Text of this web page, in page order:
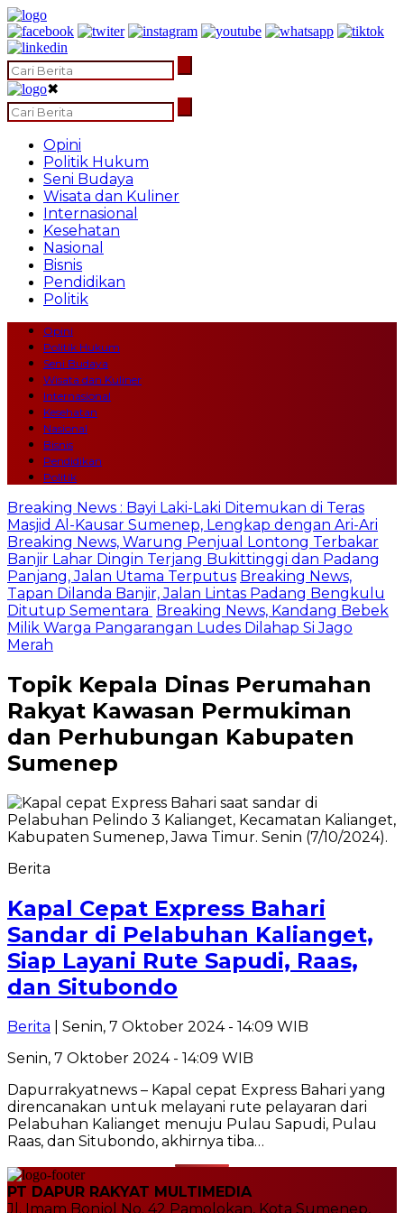
✖
Opini
Politik Hukum
Seni Budaya
Wisata dan Kuliner
Internasional
Kesehatan
Nasional
Bisnis
Pendidikan
Politik
Opini
Politik Hukum
Seni Budaya
Wisata dan Kuliner
Internasional
Kesehatan
Nasional
Bisnis
Pendidikan
Politik
Breaking News : Bayi Laki-Laki Ditemukan di Teras
Masjid Al-Kausar Sumenep, Lengkap dengan Ari-Ari
Breaking News, Warung Penjual Lontong Terbakar
Banjir Lahar Dingin Terjang Bukittinggi dan Padang
Panjang, Jalan Utama Terputus Breaking News,
Tapan Dilanda Banjir, Jalan Lintas Padang Bengkulu
Ditutup Sementara Breaking News, Kandang Bebek
Milik Warga Pangarangan Ludes Dilahap Si Jago
Merah
Topik Kepala Dinas Perumahan
Rakyat Kawasan Permukiman
dan Perhubungan Kabupaten
Sumenep
Berita
Kapal Cepat Express Bahari
Sandar di Pelabuhan Kalianget,
Siap Layani Rute Sapudi, Raas,
dan Situbondo
Berita | Senin, 7 Oktober 2024 - 14:09 WIB
Senin, 7 Oktober 2024 - 14:09 WIB
Dapurrakyatnews – Kapal cepat Express Bahari yang
direncanakan untuk melayani rute pelayaran dari
Pelabuhan Kalianget menuju Pulau Sapudi, Pulau
Raas, dan Situbondo, akhirnya tiba…
PT DAPUR RAKYAT MULTIMEDIA
Jl. Imam Bonjol No. 42 Pamolokan, Kota Sumenep,